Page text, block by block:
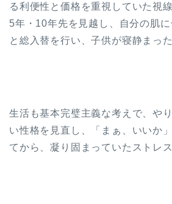
る利便性と価格を重視していた視
5年・10年先を見越し、自分の肌
と総入替を行い、子供が寝静まっ
生活も基本完璧主義な考えで、や
い性格を見直し、「まぁ、いいか
てから、凝り固まっていたストレス